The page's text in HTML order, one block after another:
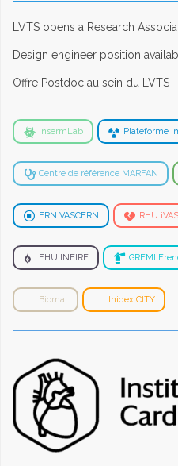
LVTS opens a Research
Design engineer position
Offre Postdoc au sein du LVTS
InsermLab Plateforme
Centre de référence MARFAN
ERN VASCERN RHU
FHU INFIRE GREMI
Biomat Inidex CITY